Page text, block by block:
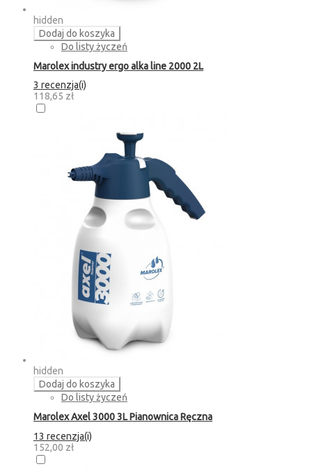
hidden
Dodaj do koszyka
Do listy życzeń
Marolex industry ergo alka line 2000 2L
3 recenzja(i)
118,65 zł
hidden
Dodaj do koszyka
Do listy życzeń
Marolex Axel 3000 3L Pianownica Ręczna
13 recenzja(i)
152,00 zł